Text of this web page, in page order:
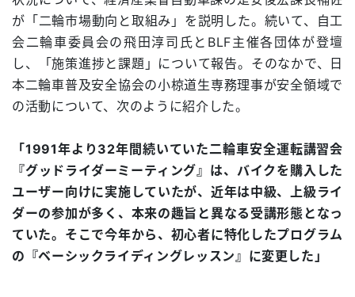
が「二輪市場動向と取組み」を説明した。続いて、自工
会二輪車委員会の飛田淳司氏とBLF主催各団体が登壇
し、「施策進捗と課題」について報告。そのなかで、日
本二輪車普及安全協会の小椋道生専務理事が安全領域で
の活動について、次のように紹介した。
「1991年より32年間続いていた二輪車安全運転講習会
『グッドライダーミーティング』は、バイクを購入した
ユーザー向けに実施していたが、近年は中級、上級ライ
ダーの参加が多く、本来の趣旨と異なる受講形態となっ
ていた。そこで今年から、初心者に特化したプログラム
の『ベーシックライディングレッスン』に変更した」